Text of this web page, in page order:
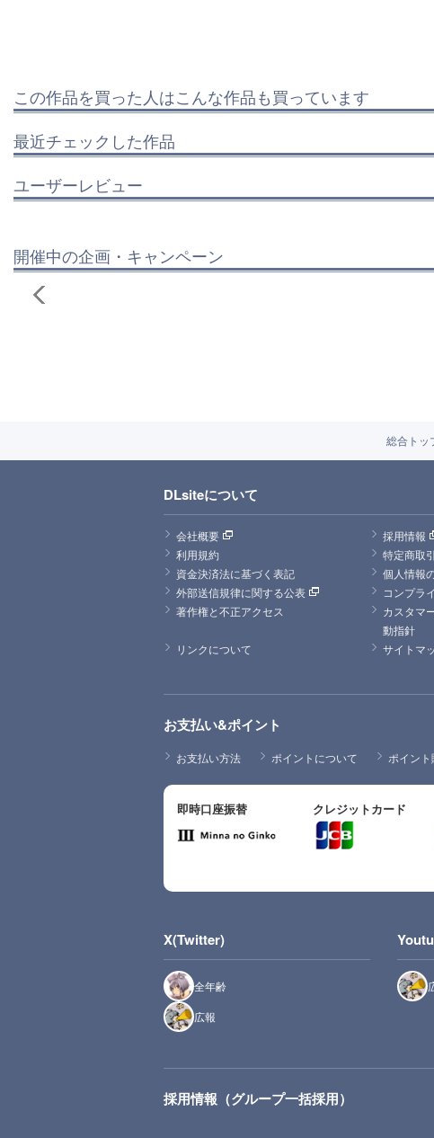
この作品を買った人はこんな作品も買っています
最近チェックした作品
ユーザーレビュー
開催中の企画・キャンペーン
総合トッ
DLsiteについて
会社概要
採用情報
利用規約
特定商取
資金決済法に基づく表記
個人情報
外部送信規律に関する公表
コンプラ
著作権と不正アクセス
カスタマ
動指針
リンクについて
サイトマ
お支払い&ポイント
お支払い方法 ポイントについて ポイン
即時口座振替 クレジットカード
X(Twitter)
全年齢
広報
採用情報（グループ一括採用）